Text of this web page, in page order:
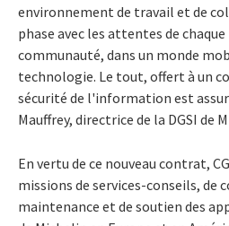
environnement de travail et de
phase avec les attentes de
communauté, dans un monde
technologie. Le tout, offert à un
sécurité de l'information est
Mauffrey, directrice de la DGSI de
En vertu de ce nouveau contrat,
missions de services-conseils, de
maintenance et de soutien des